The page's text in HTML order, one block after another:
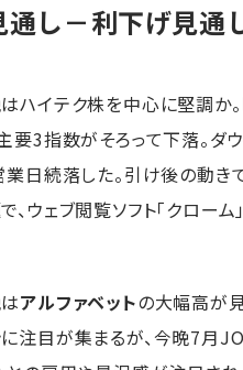
通し－利下げ見通
ハイテク株を中心に堅調か
要3指数がそろって下落。ダ
業日続落した。引け後の動き
、ウェブ閲覧ソフト「クロー
アルファベットの大幅高が
注目が集まるが、今晩7月